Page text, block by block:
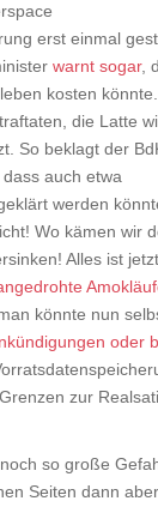
erst einmal
warnt sogar,
kosten
die Latte
So beklagt der
auch etwa
werden
Wo kämen wir
Alles ist jetzt
könnte nun
oder
Grenzen zur
so große
Seiten dann